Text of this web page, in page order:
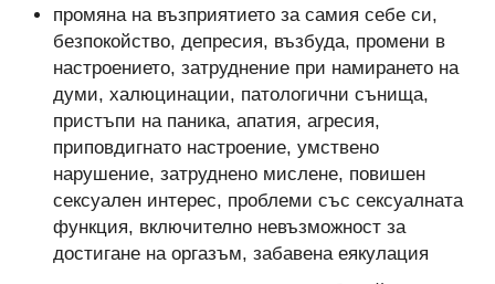
промяна на възприятието за самия себе си,
безпокойство, депресия, възбуда, промени в
настроението, затруднение при намирането на
думи, халюцинации, патологични сънища,
пристъпи на паника, апатия, агресия,
приповдигнато настроение, умствено
нарушение, затруднено мислене, повишен
сексуален интерес, проблеми със сексуалната
функция, включително невъзможност за
достигане на оргазъм, забавена еякулация